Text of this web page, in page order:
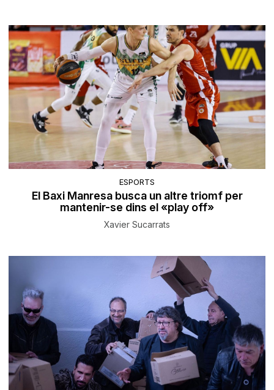
ESPORTS
El Baxi Manresa busca un altre triomf per
mantenir-se dins el «play off»
Xavier Sucarrats